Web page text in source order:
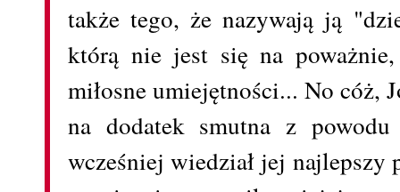
także tego, że nazywają ją
którą nie jest się na
miłosne umiejętności... No cóż,
na dodatek smutna z
wcześniej wiedział jej